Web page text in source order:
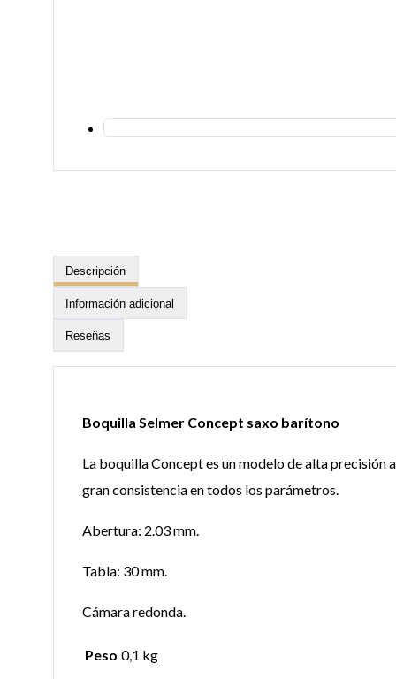
Descripción
Información adicional
Reseñas
Boquilla Selmer Concept saxo barítono
La boquilla Concept es un modelo de alta precisión
gran consistencia en todos los parámetros.
Abertura: 2.03 mm.
Tabla: 30 mm.
Cámara redonda.
Peso 0,1 kg